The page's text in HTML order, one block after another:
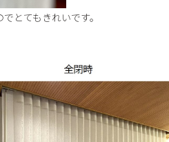
とてもきれいです。